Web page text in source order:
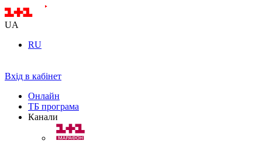
UA
RU
Вхід в кабінет
Онлайн
ТБ програма
Канали